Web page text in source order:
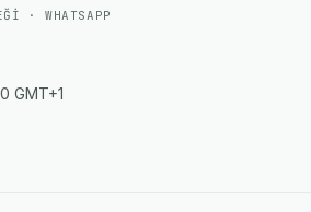
· WHATSAPP
GMT+1